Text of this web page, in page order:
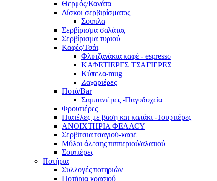
Θερμός/Κανάτα
Δίσκοι σερβιρίσματος
Σουπλα
Σερβίρισμα σαλάτας
Σερβίρισμα τυριού
Καφές/Τσάι
Φλυτζανάκια καφέ - espresso
ΚΑΦΕΤΙΕΡΕΣ-ΤΣΑΓΙΕΡΕΣ
Κύπελα-mug
Ζαχαριέρες
Ποτό/Bar
Σαμπανιέρες -Παγοδοχεία
Φρουτιέρες
Πιατέλες με βάση και καπάκι -Τουρτιέρες
ΑΝΟΙΧΤΗΡΙΑ ΦΕΛΛΟΥ
Σερβίτσια τσαγιού-καφέ
Μύλοι άλεσης πιππεριού/αλατιού
Σουπιέρες
Ποτήρια
Συλλογές ποτηριών
Ποτήρια κρασιού